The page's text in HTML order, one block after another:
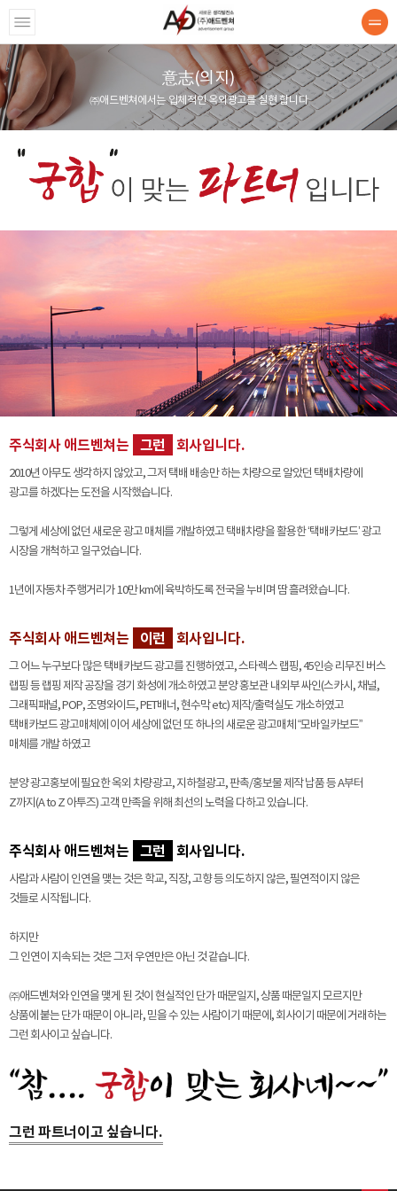
소개
업무범위
일카보드
렉스랩핑
광고/홍보
사례
意志(의지)
㈜애드벤쳐에서는 입체적인 옥외광고를 실현 합니다
주식회사 애드벤쳐는 그런 회사입니다.
2010년 아무도 생각하지 않았고, 그저 택배 배송만 하는 차량으로 알았던 택배차량에
광고를 하겠다는 도전을 시작했습니다.
그렇게 세상에 없던 새로운 광고 매체를 개발하였고 택배차량을 활용한 ‘택배카보드’ 광고
시장을 개척하고 일구었습니다.
1년에 자동차 주행거리가 10만 km에 육박하도록 전국을 누비며 땀 흘려왔습니다.
주식회사 애드벤쳐는 이런 회사입니다.
그 어느 누구보다 많은 택배카보드 광고를 진행하였고,스타렉스 랩핑, 45인승 리무진 버스
랩핑 등 랩핑 제작 공장을 경기 화성에 개소하였고분양 홍보관 내외부 싸인(스카시, 채널,
그래픽패널, POP, 조명와이드, PET배너, 현수막 etc)제작/출력실도 개소하였고
택배카보드 광고매체에 이어 세상에 없던또 하나의 새로운 광고매체 “모바일카보드”
매체를 개발 하였고
분양 광고홍보에 필요한 옥외 차량광고, 지하철광고, 판촉/홍보물 제작 납품 등 A부터
Z까지(A to Z 아투즈)고객 만족을 위해 최선의 노력을 다하고 있습니다.
주식회사 애드벤쳐는 그런 회사입니다.
사람과 사람이 인연을 맺는 것은 학교, 직장, 고향 등 의도하지 않은, 필연적이지 않은
것들로 시작됩니다.
하지만
그 인연이 지속되는 것은 그저 우연만은 아닌 것 같습니다.
㈜애드벤쳐와 인연을 맺게 된 것이 현실적인 단가 때문일지, 상품 때문일지 모르지만
상품에 붙는 단가 때문이 아니라, 믿을 수 있는 사람이기 때문에, 회사이기 때문에 거래하는
그런 회사이고 싶습니다.
그런 파트너이고 싶습니다.